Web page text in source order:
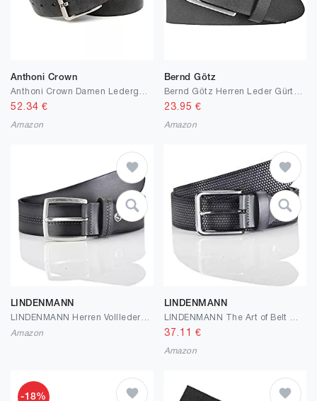
Anthoni Crown
52.34 €
Amazon
Bernd Götz
23.95 €
Amazon
LINDENMANN
LINDENMANN Herren Vollledergürtel aus Vollrindleder, 40 mm breit und 3,5 mm - 4 mm stark, kürzbar, Gürtel, Ledergürtel, Jeans-Gürtel, grau
Amazon
LINDENMANN
37.11 €
Amazon
-18%